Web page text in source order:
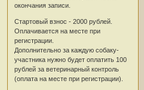
окончания записи.
Стартовый взнос - 2000 рублей.
Оплачивается на месте при
регистрации.
Дополнительно за каждую собаку-
участника нужно будет оплатить 100
рублей за ветеринарный контроль
(оплата на месте при регистрации).